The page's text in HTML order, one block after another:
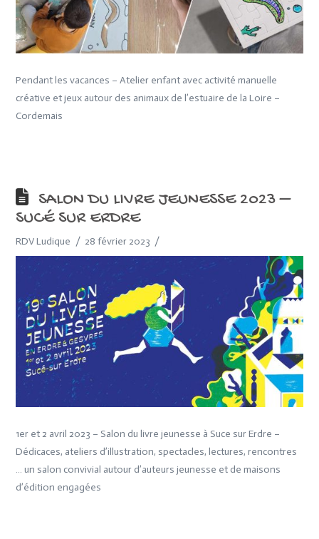
Pendant les vacances – Atelier enfant avec activité manuelle
créative et jeux autour des animaux de l’estuaire de la Loire –
Cordemais
SALON DU LIVRE JEUNESSE 2023 –
SUCÉ SUR ERDRE
RDV Ludique 28 février 2023
1er et 2 avril 2023 – Salon du livre jeunesse à Suce sur Erdre –
Dédicaces, ateliers d’illustration, spectacles, lectures, rencontres
… un salon convivial autour d’auteurs jeunesse et de maisons
d’édition engagées